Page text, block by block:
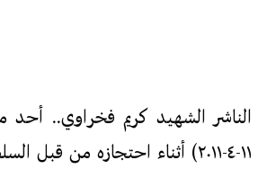
الناشر الشهيد كريم فخراوي..
١١-٤-٢٠١١) أثناء احتجازه من